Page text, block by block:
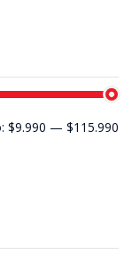
$9.990 — $115.990